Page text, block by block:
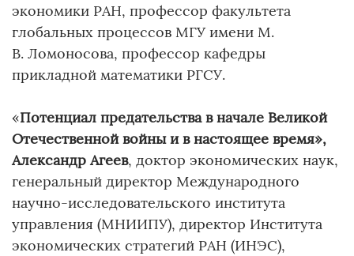
экономики РАН, профессор факультета
глобальных процессов МГУ имени М.
В. Ломоносова, профессор кафедры
прикладной математики РГСУ.
«Потенциал предательства в начале Великой
Отечественной войны и в настоящее время»,
Александр Агеев, доктор экономических наук,
генеральный директор Международного
научно-исследовательского института
управления (МНИИПУ), директор Института
экономических стратегий РАН (ИНЭС),